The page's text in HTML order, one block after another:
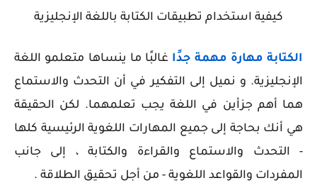
كيفية استخدام تطبيقات الكتابة باللغة الإنجليزية
الكتابة مهارة مهمة جدًا غالبًا ما ينساها متعلمو اللغة
الإنجليزية. و نميل إلى التفكير في أن التحدث والاستماع
هما أهم جزأين في اللغة يجب تعلمهما. لكن الحقيقة
هي أنك بحاجة إلى جميع المهارات اللغوية الرئيسية كلها
- التحدث والاستماع والقراءة والكتابة ، إلى جانب
المفردات والقواعد اللغوية - من أجل تحقيق الطلاقة .